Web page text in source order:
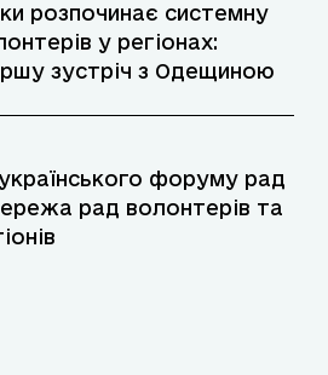
розпочинає системну
у регіонах:
зустріч з Одещиною
форуму рад
рад волонтерів та